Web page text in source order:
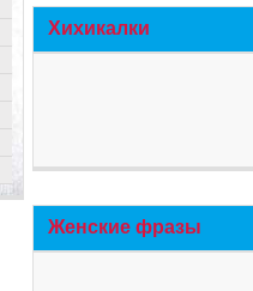
Хихикалки
Женские фразы